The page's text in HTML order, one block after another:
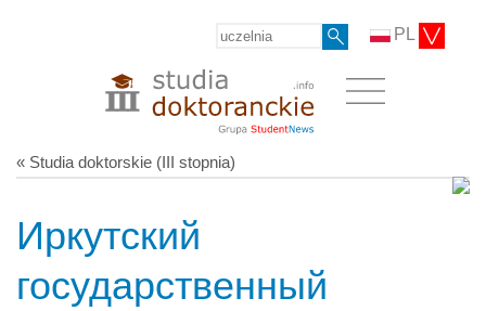
PL
« Studia doktorskie (III stopnia)
Иркутский
государственный